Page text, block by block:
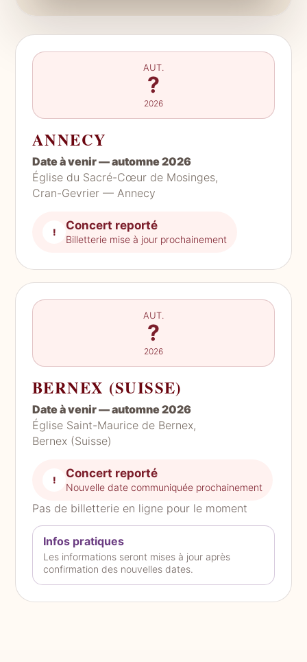
AUT.
?
2026
ANNECY
Date à venir — automne 2026
Église du Sacré-Cœur de Mosinges,
Cran-Gevrier — Annecy
! Concert reporté
Billetterie mise à jour prochainement
AUT.
?
2026
BERNEX (SUISSE)
Date à venir — automne 2026
Église Saint-Maurice de Bernex,
Bernex (Suisse)
! Concert reporté
Nouvelle date communiquée prochainement
Pas de billetterie en ligne pour le moment
Infos pratiques
Les informations seront mises à jour après
confirmation des nouvelles dates.